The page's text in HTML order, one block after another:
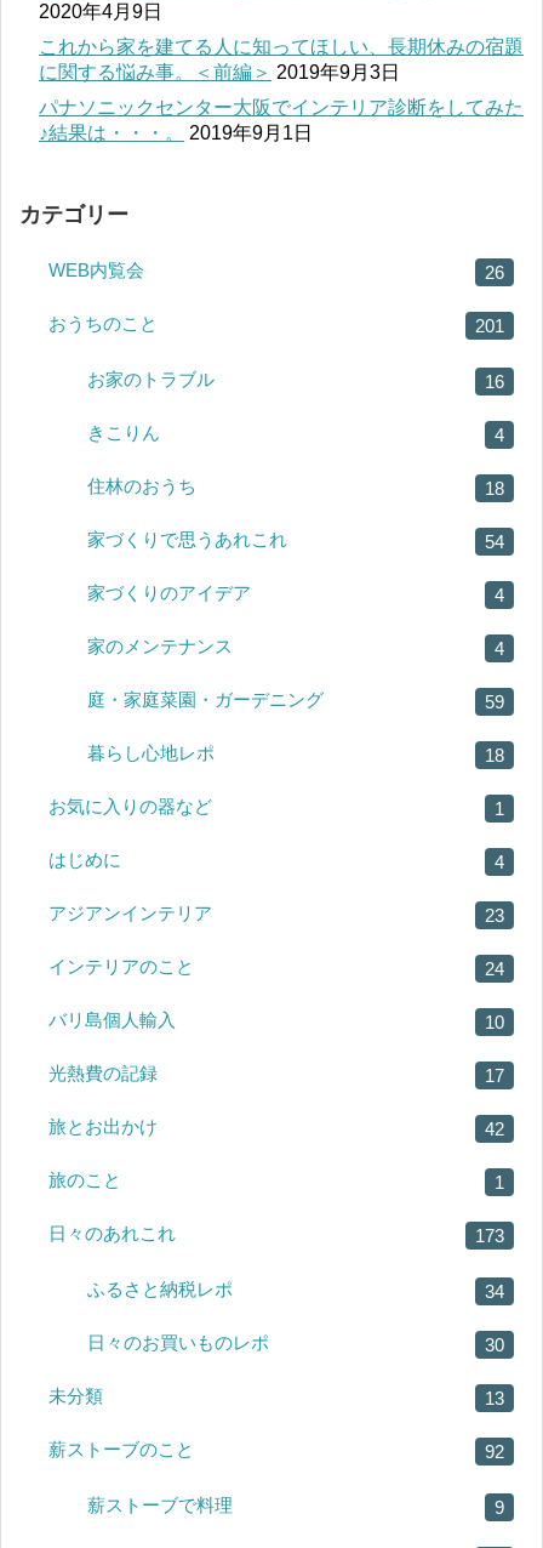
2020年4月9日
これから家を建てる人に知ってほしい、長期休みの宿題
に関する悩み事。＜前編＞ 2019年9月3日
パナソニックセンター大阪でインテリア診断をしてみた
♪結果は・・・。
2019年9月1日
カテゴリー
WEB内覧会 26
おうちのこと 201
お家のトラブル 16
きこりん 4
住林のおうち 18
家づくりで思うあれこれ 54
家づくりのアイデア 4
家のメンテナンス 4
庭・家庭菜園・ガーデニング 59
暮らし心地レポ 18
お気に入りの器など 1
はじめに 4
アジアンインテリア 23
インテリアのこと 24
バリ島個人輸入 10
光熱費の記録 17
旅とお出かけ 42
旅のこと 1
日々のあれこれ 173
ふるさと納税レポ 34
日々のお買いものレポ 30
未分類 13
薪ストーブのこと 92
薪ストーブで料理 9